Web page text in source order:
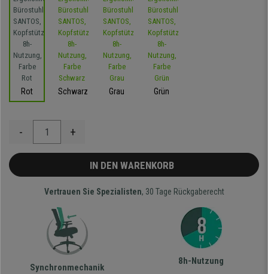
Rot Schwarz Grau Grün
- +
IN DEN WARENKORB
Vertrauen Sie Spezialisten, 30 Tage Rückgaberecht
Synchronmechanik
8h-Nutzung